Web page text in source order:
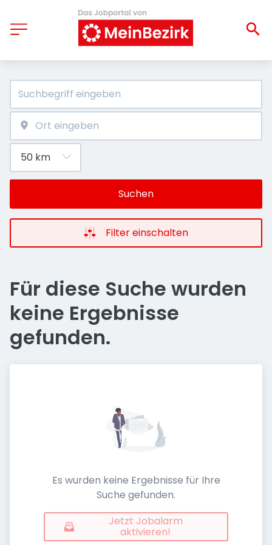
Suchen
Filter einschalten
Für diese Suche wurden
keine Ergebnisse
gefunden.
Es wurden keine Ergebnisse für Ihre
Suche gefunden.
Jetzt Jobalarm
aktivieren!